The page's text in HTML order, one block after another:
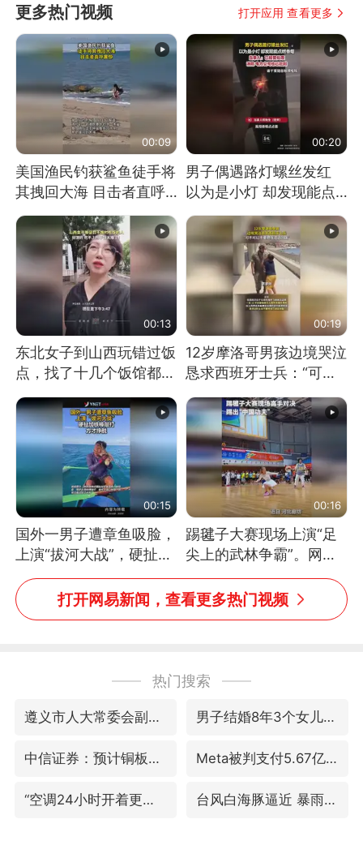
更多热门视频 打开应用 查看更多
00:09
美国渔民钓获鲨鱼徒手将
其拽回大海 目击者直呼
震惊 （视频来源：参考
消息）
00:20
男子偶遇路灯螺丝发红
以为是小灯 却发现能点
燃香烟 当事人：已报警
处理
00:13
东北女子到山西玩错过饭
点，找了十几个饭馆都没
开门：午休到几点
00:19
12岁摩洛哥男孩边境哭泣
恳求西班牙士兵：“可不
可以不要把我遣返回国”
00:15
国外一男子遭章鱼吸脸，
上演“拔河大战”，硬扯加
铁棒敲打方才挣脱
00:16
踢毽子大赛现场上演“足
尖上的武林争霸”。网
友：这哪是踢毽子，分明
是武侠片现场！#睡个好
打开网易新闻，查看更多热门视频
热门搜索
遵义市人大常委会副主任刘东明被查 男子结婚8年3个女儿均非亲生
中信证券：预计铜板块将迎来共振上涨 Meta被判支付5.67亿美元
“空调24小时开着更省电”不实 台风白海豚逼近 暴雨大暴雨来袭